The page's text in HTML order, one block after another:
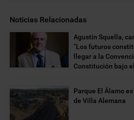
Noticias Relacionadas
Agustín Squella,
“Los futuros
llegar a la
Constitución bajo
Parque El Álamo
de Villa Alemana